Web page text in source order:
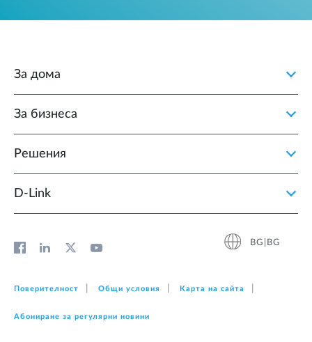
За дома
За бизнеса
Решения
D‑Link
BG|BG
Поверителност Общи условия Карта на сайта
Абониране за регулярни новини